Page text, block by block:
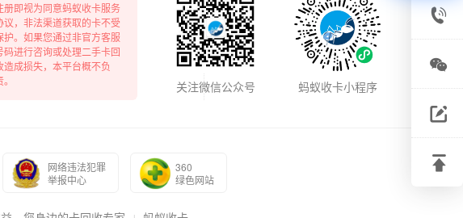
）
册即视为同意蚂蚁收卡服务
议，非法渠道获取的卡不受
护。如果您通过非官方客服
码进行咨询或处理二手卡回
造成损失，本平台概不负
关注微信公众号 蚂蚁收卡小程序
网络违法犯罪
举报中心
360
绿色网站

客服
电话

关注
微信

建议
反馈
